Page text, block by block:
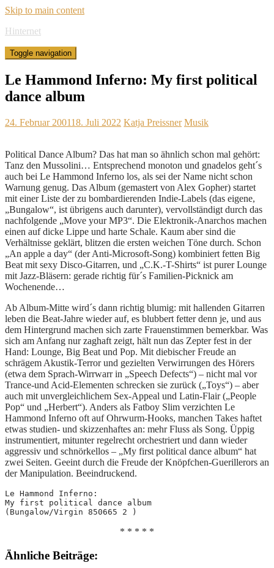
Skip to main content
Hinternet
Toggle navigation
Le Hammond Inferno: My first political
dance album
24. Februar 200118. Juli 2022 Katja Preissner Musik
Political Dance Album? Das hat man so ähnlich schon mal gehört:
Tanz den Mussolini… Entsprechend monoton und gnadelos geht´s
auch bei Le Hammond Inferno los, als sei der Name nicht schon
Warnung genug. Das Album (gemastert von Alex Gopher) startet
mit einer Liste der zu bombardierenden Indie-Labels (das eigene,
„Bungalow“, ist übrigens auch darunter), vervollständigt durch das
nachfolgende „Move your MP3“. Die Elektronik-Anarchos machen
einen auf dicke Lippe und harte Schale. Kaum aber sind die
Verhältnisse geklärt, blitzen die ersten weichen Töne durch. Schon
„An apple a day“ (der Anti-Microsoft-Song) kombiniert fetten Big
Beat mit sexy Disco-Gitarren, und „C.K.-T-Shirts“ ist purer Lounge
mit Jazz-Bläsern: gerade richtig für´s Familien-Picknick am
Wochenende…
Ab Album-Mitte wird´s dann richtig blumig: mit hallenden Gitarren
leben die Beat-Jahre wieder auf, es blubbert fetter denn je, und aus
dem Hintergrund machen sich zarte Frauenstimmen bemerkbar. Was
sich am Anfang nur zaghaft zeigt, hält nun das Zepter fest in der
Hand: Lounge, Big Beat und Pop. Mit diebischer Freude an
schrägem Akustik-Terror und gezielten Verwirrungen des Hörers
(etwa dem Sprach-Wirrwarr in „Speech Defects“) – nicht mal vor
Trance-und Acid-Elementen schrecken sie zurück („Toys“) – aber
auch mit unvergleichlichem Sex-Appeal und Latin-Flair („People
Pop“ und „Herbert“). Anders als Fatboy Slim verzichten Le
Hammond Inferno oft auf Ohrwurm-Hooks, manchen Takes haftet
etwas studien- und skizzenhaftes an: mehr Fluss als Song. Üppig
instrumentiert, mitunter regelrecht orchestriert und dann wieder
aggressiv und schnörkellos – „My first political dance album“ hat
zwei Seiten. Geeint durch die Freude der Knöpfchen-Guerillerors an
der Manipulation. Beeindruckend.
Le Hammond Inferno:
My first political dance album
(Bungalow/Virgin 850665 2 )
* * * * *
Ähnliche Beiträge: